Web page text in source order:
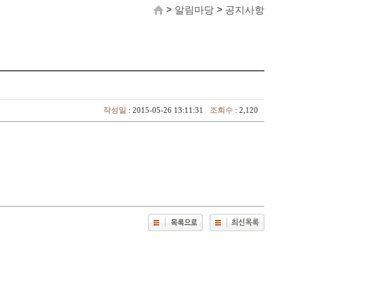
> 알림마당 > 공지사항
작성일 : 2015-05-26 13:11:31 조회수 : 2,120